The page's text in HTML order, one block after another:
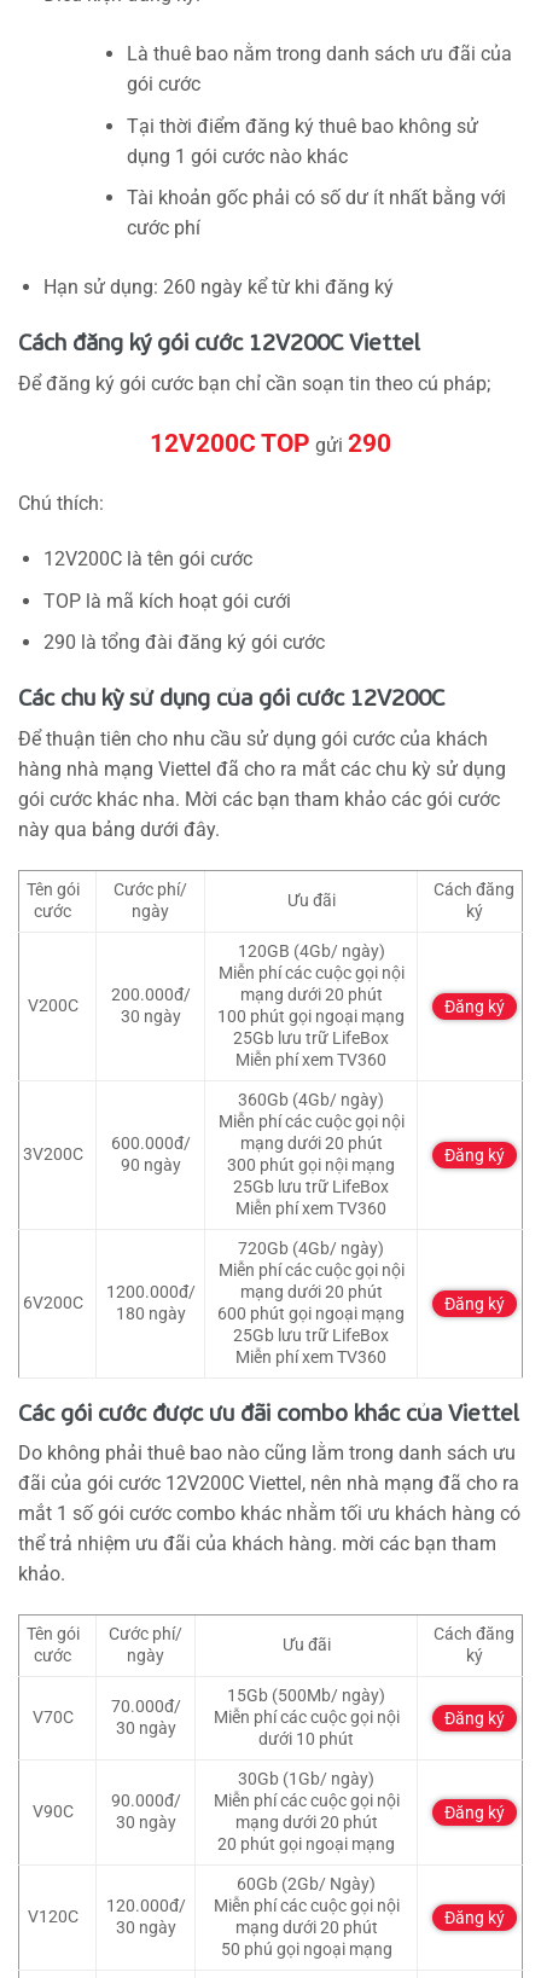
Là thuê bao nằm trong danh sách ưu đãi của
gói cước
Tại thời điểm đăng ký thuê bao không sử
dụng 1 gói cước nào khác
Tài khoản gốc phải có số dư ít nhất bằng với
cước phí
Hạn sử dụng: 260 ngày kể từ khi đăng ký
Cách đăng ký gói cước 12V200C Viettel
Để đăng ký gói cước bạn chỉ cần soạn tin theo cú pháp;
12V200C TOP gửi 290
Chú thích:
12V200C là tên gói cước
TOP là mã kích hoạt gói cưới
290 là tổng đài đăng ký gói cước
Các chu kỳ sử dụng của gói cước 12V200C
Để thuận tiên cho nhu cầu sử dụng gói cước của khách
hàng nhà mạng Viettel đã cho ra mắt các chu kỳ sử dụng
gói cước khác nha. Mời các bạn tham khảo các gói cước
này qua bảng dưới đây.
Tên gói
cước
Cước phí/
ngày
Ưu đãi
Cách đăng
ký
V200C
200.000đ/
30 ngày
120GB (4Gb/ ngày)
Miễn phí các cuộc gọi nội
mạng dưới 20 phút
100 phút gọi ngoại mạng
25Gb lưu trữ LifeBox
Miễn phí xem TV360
Đăng ký
3V200C
600.000đ/
90 ngày
360Gb (4Gb/ ngày)
Miễn phí các cuộc gọi nội
mạng dưới 20 phút
300 phút gọi nội mạng
25Gb lưu trữ LifeBox
Miễn phí xem TV360
Đăng ký
6V200C
1200.000đ/
180 ngày
720Gb (4Gb/ ngày)
Miễn phí các cuộc gọi nội
mạng dưới 20 phút
600 phút gọi ngoại mạng
25Gb lưu trữ LifeBox
Miễn phí xem TV360
Đăng ký
Các gói cước được ưu đãi combo khác của Viettel
Do không phải thuê bao nào cũng lằm trong danh sách ưu
đãi của gói cước 12V200C Viettel, nên nhà mạng đã cho ra
mắt 1 số gói cước combo khác nhằm tối ưu khách hàng có
thể trả nhiệm ưu đãi của khách hàng. mời các bạn tham
khảo.
Tên gói
cước
Cước phí/
ngày
Ưu đãi
Cách đăng
ký
V70C
70.000đ/
30 ngày
15Gb (500Mb/ ngày)
Miễn phí các cuộc gọi nội
dưới 10 phút
Đăng ký
V90C
90.000đ/
30 ngày
30Gb (1Gb/ ngày)
Miễn phí các cuộc gọi nội
mạng dưới 20 phút
20 phút gọi ngoại mạng
Đăng ký
V120C
120.000đ/
30 ngày
60Gb (2Gb/ Ngày)
Miễn phí các cuộc gọi nội
mạng dưới 20 phút
50 phú gọi ngoại mạng
Đăng ký